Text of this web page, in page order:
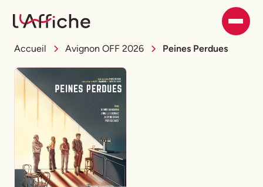
Accueil Avignon OFF 2026 Peines Perdues